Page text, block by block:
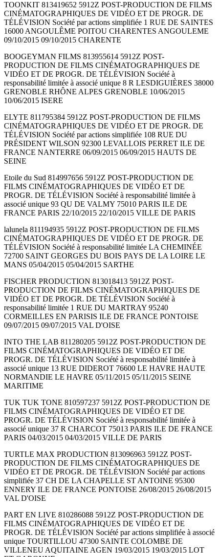
TOONKIT 813419652 5912Z POST-PRODUCTION DE FILMS
CINÉMATOGRAPHIQUES DE VIDÉO ET DE PROGR. DE
TÉLÉVISION Société par actions simplifiée 1 RUE DE SAINTES
16000 ANGOULÊME POITOU CHARENTES ANGOULEME
09/10/2015 09/10/2015 CHARENTE
BOOGEYMAN FILMS 813955614 5912Z POST-
PRODUCTION DE FILMS CINÉMATOGRAPHIQUES DE
VIDÉO ET DE PROGR. DE TÉLÉVISION Société à
responsabilité limitée à associé unique 8 R LESDIGUIÈRES 38000
GRENOBLE RHÔNE ALPES GRENOBLE 10/06/2015
10/06/2015 ISERE
ELYTE 811795384 5912Z POST-PRODUCTION DE FILMS
CINÉMATOGRAPHIQUES DE VIDÉO ET DE PROGR. DE
TÉLÉVISION Société par actions simplifiée 108 RUE DU
PRÉSIDENT WILSON 92300 LEVALLOIS PERRET ILE DE
FRANCE NANTERRE 06/09/2015 06/09/2015 HAUTS DE
SEINE
Etoile du Sud 814997656 5912Z POST-PRODUCTION DE
FILMS CINÉMATOGRAPHIQUES DE VIDÉO ET DE
PROGR. DE TÉLÉVISION Société à responsabilité limitée à
associé unique 93 QU DE VALMY 75010 PARIS ILE DE
FRANCE PARIS 22/10/2015 22/10/2015 VILLE DE PARIS
lalunela 811194935 5912Z POST-PRODUCTION DE FILMS
CINÉMATOGRAPHIQUES DE VIDÉO ET DE PROGR. DE
TÉLÉVISION Société à responsabilité limitée LA CHEMINÉE
72700 SAINT GEORGES DU BOIS PAYS DE LA LOIRE LE
MANS 05/04/2015 05/04/2015 SARTHE
FISCHER PRODUCTION 813018413 5912Z POST-
PRODUCTION DE FILMS CINÉMATOGRAPHIQUES DE
VIDÉO ET DE PROGR. DE TÉLÉVISION Société à
responsabilité limitée 1 RUE DU MARTRAY 95240
CORMEILLES EN PARISIS ILE DE FRANCE PONTOISE
09/07/2015 09/07/2015 VAL D'OISE
INTO THE LAB 811280205 5912Z POST-PRODUCTION DE
FILMS CINÉMATOGRAPHIQUES DE VIDÉO ET DE
PROGR. DE TÉLÉVISION Société à responsabilité limitée à
associé unique 13 RUE DIDEROT 76600 LE HAVRE HAUTE
NORMANDIE LE HAVRE 05/11/2015 05/11/2015 SEINE
MARITIME
TUK TUK TONE 810597237 5912Z POST-PRODUCTION DE
FILMS CINÉMATOGRAPHIQUES DE VIDÉO ET DE
PROGR. DE TÉLÉVISION Société à responsabilité limitée à
associé unique 37 R CHARCOT 75013 PARIS ILE DE FRANCE
PARIS 04/03/2015 04/03/2015 VILLE DE PARIS
TURTLE MAX PRODUCTION 813096963 5912Z POST-
PRODUCTION DE FILMS CINÉMATOGRAPHIQUES DE
VIDÉO ET DE PROGR. DE TÉLÉVISION Société par actions
simplifiée 37 CH DE LA CHAPELLE ST ANTOINE 95300
ENNERY ILE DE FRANCE PONTOISE 26/08/2015 26/08/2015
VAL D'OISE
PART EN LIVE 810286088 5912Z POST-PRODUCTION DE
FILMS CINÉMATOGRAPHIQUES DE VIDÉO ET DE
PROGR. DE TÉLÉVISION Société par actions simplifiée à associé
unique TOURTILLOU 47300 SAINTE COLOMBE DE
VILLENEU AQUITAINE AGEN 19/03/2015 19/03/2015 LOT